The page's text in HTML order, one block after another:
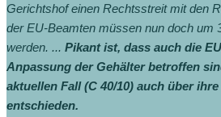
Gerichtshof einen Rechtsstreit mit den
der EU-Beamten müssen nun doch um
werden. ... Pikant ist, dass auch die
Anpassung der Gehälter betroffen
aktuellen Fall (C 40/10) auch über
entschieden.